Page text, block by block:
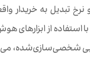
تبدیل به خریدار
استفاده از
شخصی‌سازی‌شده،